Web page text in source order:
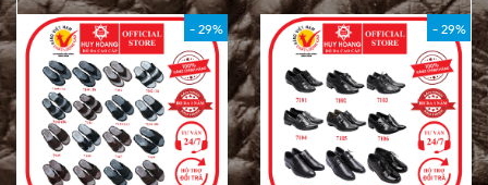
- 29% - 29%